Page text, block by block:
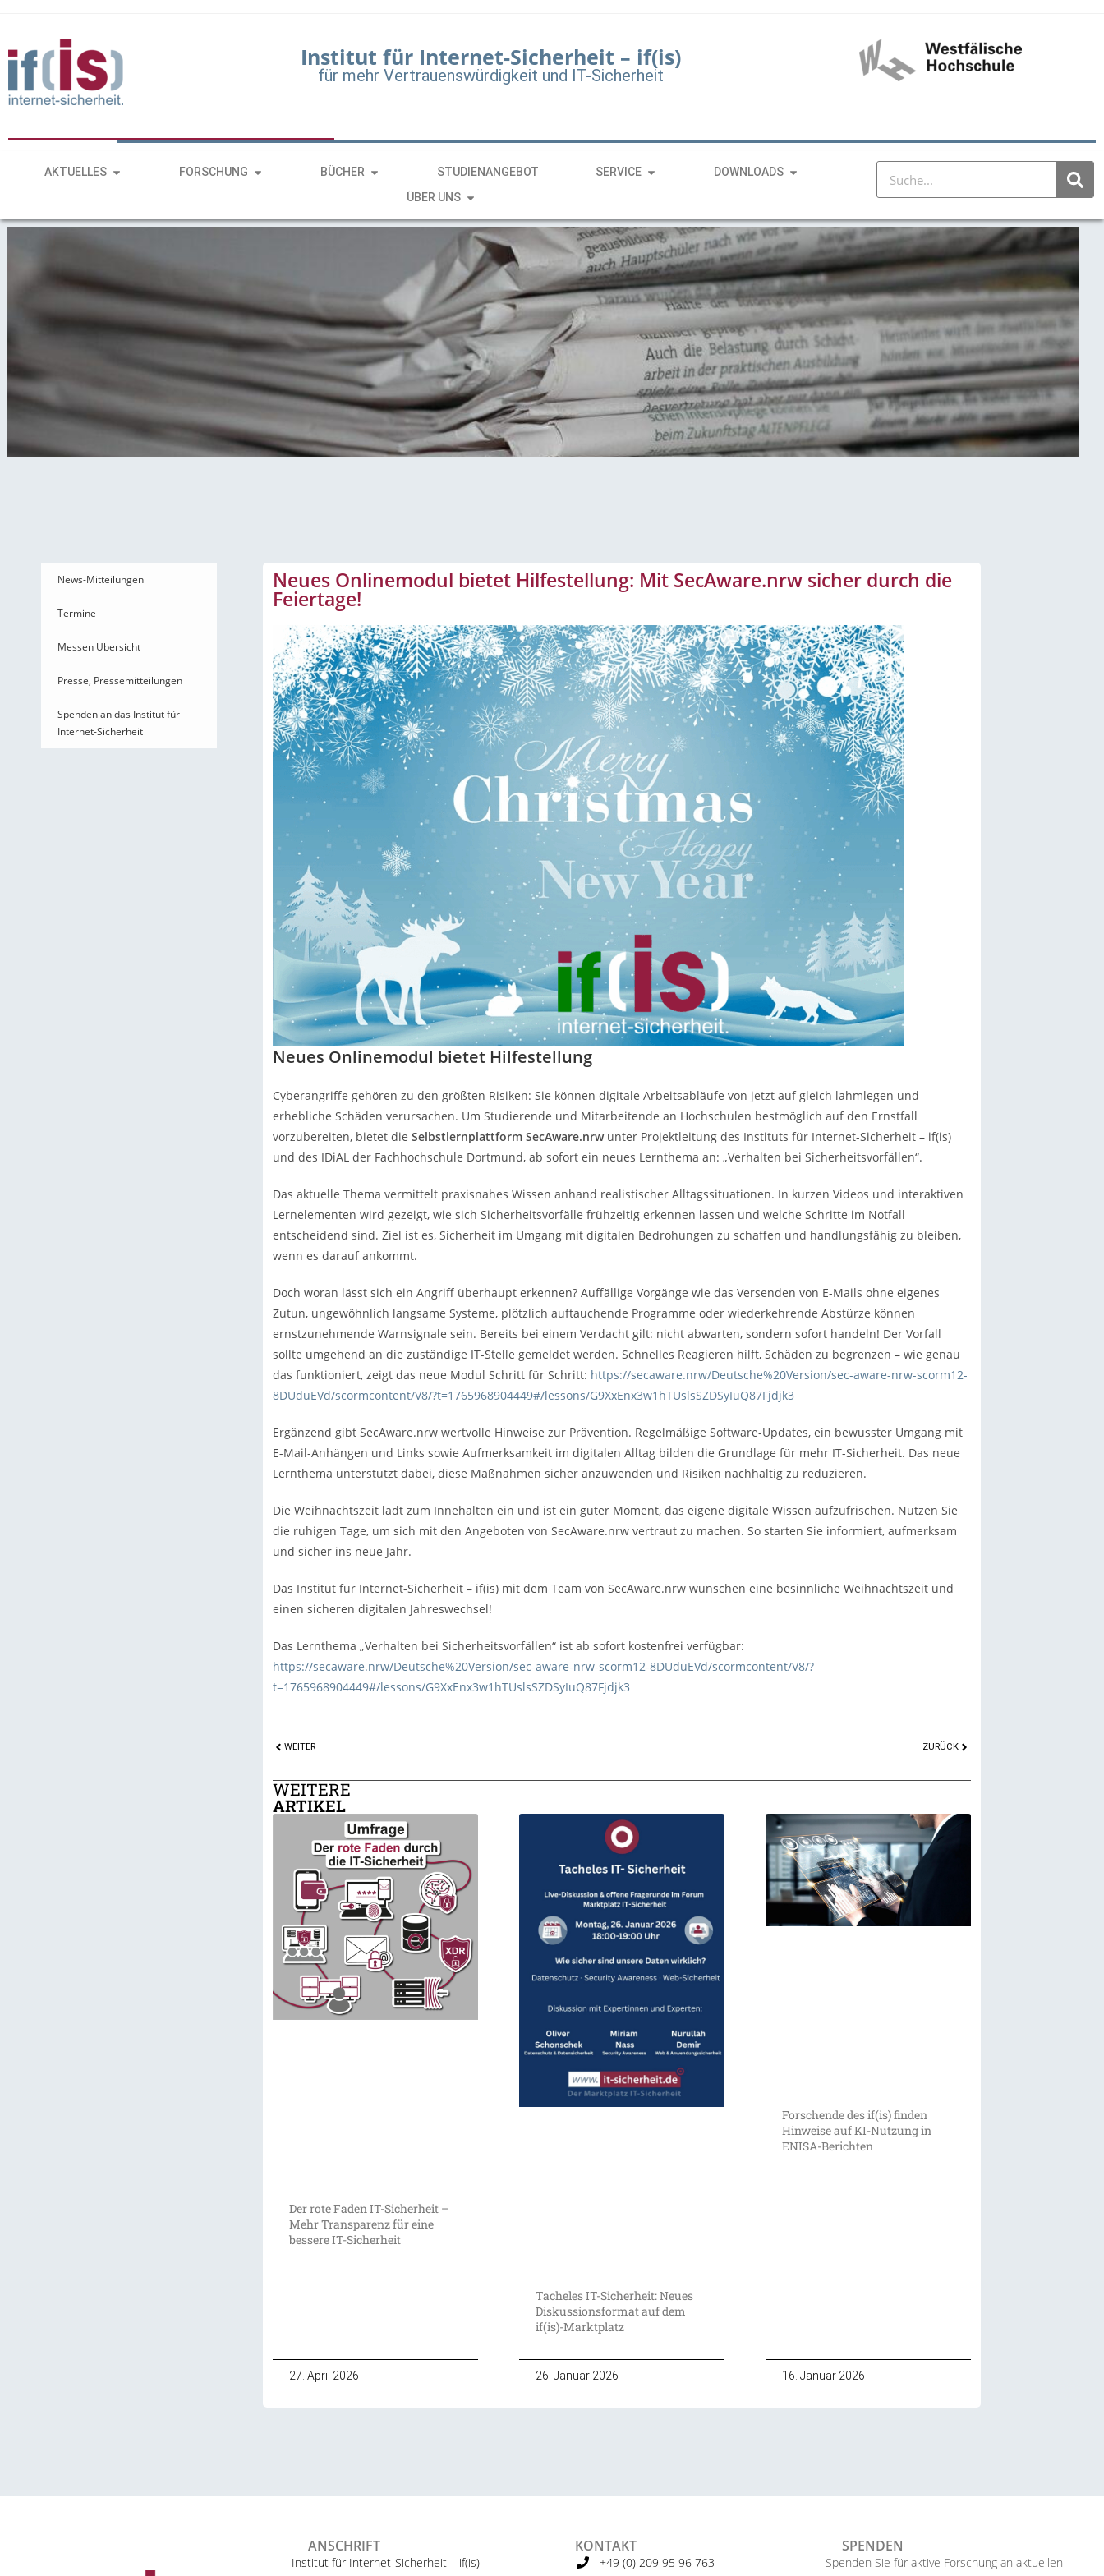
Institut für Internet-Sicherheit – if(is)
für mehr Vertrauenswürdigkeit und IT-Sicherheit
AKTUELLES FORSCHUNG BÜCHER STUDIENANGEBOT SERVICE
DOWNLOADS
ÜBER UNS
News-Mitteilungen
Termine
Messen Übersicht
Presse, Pressemitteilungen
Spenden an das Institut für
Internet-Sicherheit
Neues Onlinemodul bietet Hilfestellung: Mit SecAware.nrw sicher durch die
Feiertage!
Neues Onlinemodul bietet Hilfestellung
Cyberangriffe gehören zu den größten Risiken: Sie können digitale Arbeitsabläufe von jetzt auf gleich lahmlegen und
erhebliche Schäden verursachen. Um Studierende und Mitarbeitende an Hochschulen bestmöglich auf den Ernstfall
vorzubereiten, bietet dieSelbstlernplattform SecAware.nrwunter Projektleitung des Instituts für Internet-Sicherheit – if(is)
und des IDiAL der Fachhochschule Dortmund, ab sofort ein neues Lernthema an: „Verhalten bei Sicherheitsvorfällen“.
Das aktuelle Thema vermittelt praxisnahes Wissen anhand realistischer Alltagssituationen. In kurzen Videos und interaktiven
Lernelementen wird gezeigt, wie sich Sicherheitsvorfälle frühzeitig erkennen lassen und welche Schritte im Notfall
entscheidend sind. Ziel ist es, Sicherheit im Umgang mit digitalen Bedrohungen zu schaffen und handlungsfähig zu bleiben,
wenn es darauf ankommt.
Doch woran lässt sich ein Angriff überhaupt erkennen? Auffällige Vorgänge wie das Versenden von E-Mails ohne eigenes
Zutun, ungewöhnlich langsame Systeme, plötzlich auftauchende Programme oder wiederkehrende Abstürze können
ernstzunehmende Warnsignale sein. Bereits bei einem Verdacht gilt: nicht abwarten, sondern sofort handeln! Der Vorfall
sollte umgehend an die zuständige IT-Stelle gemeldet werden. Schnelles Reagieren hilft, Schäden zu begrenzen – wie genau
das funktioniert, zeigt das neue Modul Schritt für Schritt: https://secaware.nrw/Deutsche%20Version/sec-aware-nrw-scorm12-
8DUduEVd/scormcontent/V8/?t=1765968904449#/lessons/G9XxEnx3w1hTUslsSZDSyIuQ87Fjdjk3
Ergänzend gibt SecAware.nrw wertvolle Hinweise zur Prävention. Regelmäßige Software-Updates, ein bewusster Umgang mit
E-Mail-Anhängen und Links sowie Aufmerksamkeit im digitalen Alltag bilden die Grundlage für mehr IT-Sicherheit. Das neue
Lernthema unterstützt dabei, diese Maßnahmen sicher anzuwenden und Risiken nachhaltig zu reduzieren.
Die Weihnachtszeit lädt zum Innehalten ein und ist ein guter Moment, das eigene digitale Wissen aufzufrischen. Nutzen Sie
die ruhigen Tage, um sich mit den Angeboten von SecAware.nrw vertraut zu machen. So starten Sie informiert, aufmerksam
und sicher ins neue Jahr.
Das Institut für Internet-Sicherheit – if(is) mit dem Team von SecAware.nrw wünschen eine besinnliche Weihnachtszeit und
einen sicheren digitalen Jahreswechsel!
Das Lernthema „Verhalten bei Sicherheitsvorfällen“ ist ab sofort kostenfrei verfügbar:
https://secaware.nrw/Deutsche%20Version/sec-aware-nrw-scorm12-8DUduEVd/scormcontent/V8/?
t=1765968904449#/lessons/G9XxEnx3w1hTUslsSZDSyIuQ87Fjdjk3
WEITER ZURÜCK
WEITERE
ARTIKEL
Der rote Faden IT-Sicherheit –
Mehr Transparenz für eine
bessere IT-Sicherheit
27. April 2026
Tacheles IT-Sicherheit: Neues
Diskussionsformat auf dem
if(is)-Marktplatz
26. Januar 2026
Forschende des if(is) finden
Hinweise auf KI-Nutzung in
ENISA-Berichten
16. Januar 2026
ANSCHRIFT
Institut für Internet-Sicherheit – if(is)
KONTAKT
+49 (0) 209 95 96 763
SPENDEN
Spenden Sie für aktive Forschung an aktuellen